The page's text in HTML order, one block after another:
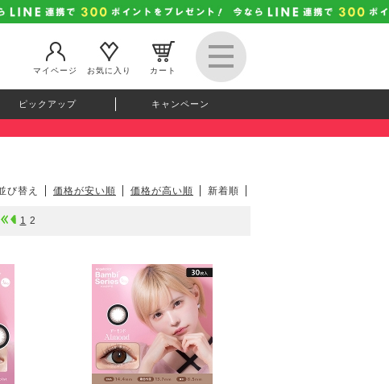
マイページ
お気に入り カート
ピックアップ キャンペーン
び替え 価格が安い順 価格が高い順 新着順
1 2